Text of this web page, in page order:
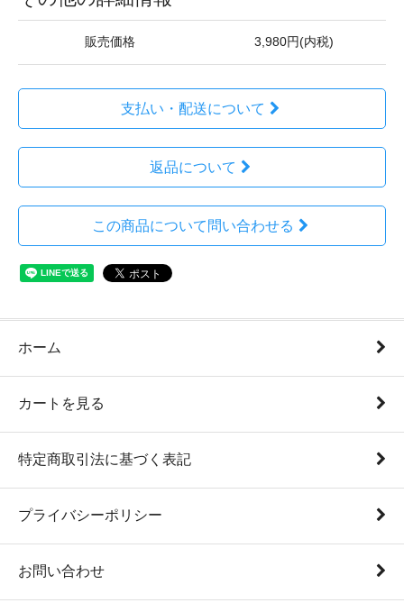
販売価格 3,980円(内税)
支払い・配送について
返品について
この商品について問い合わせる
ホーム
カートを見る
特定商取引法に基づく表記
プライバシーポリシー
お問い合わせ